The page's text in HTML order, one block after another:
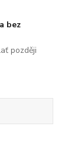
bez
později